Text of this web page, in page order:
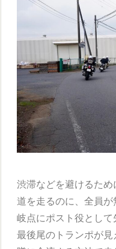
渋滞などを避けるた
道を走るのに、全員
岐点にポスト役とし
最後尾のトランポが